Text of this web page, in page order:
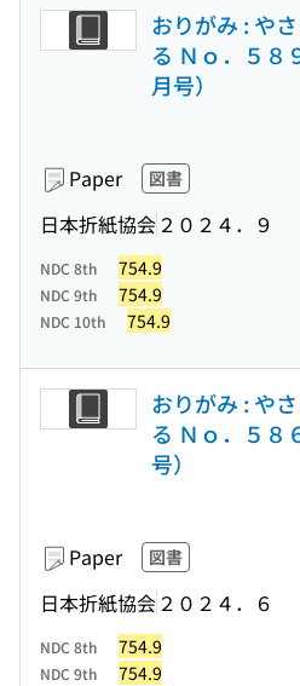
おりがみ : や
る Ｎｏ．５８
月号）
Paper 図書
日本折紙協会 ２０２４．９
NDC 8th 754.9
NDC 9th 754.9
NDC 10th 754.9
おりがみ : や
る Ｎｏ．５８
号）
Paper 図書
日本折紙協会 ２０２４．６
NDC 8th 754.9
NDC 9th 754.9